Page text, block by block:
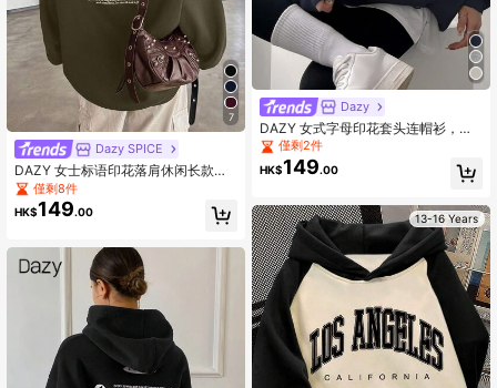
7
Dazy SPICE
DAZY 女士标语印花落肩休闲长款连
帽运动衫
僅剩8件
HK$149.00
Dazy
DAZY 女式字母印花套头连帽衫，休
闲，秋冬，长袖上衣，秋季女装
僅剩2件
HK$149.00
13-16 Years